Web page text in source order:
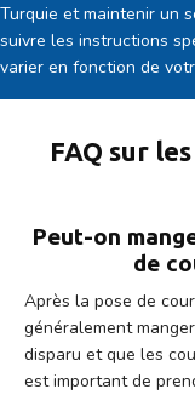
Turquie et maintenir un
suivre les instructions
varier en fonction de
FAQ sur
Peut-on
de
Après la pose de
généralement
disparu et que les
est important de